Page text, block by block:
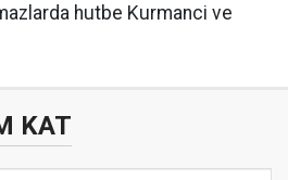
hutbe Kurmanci ve
KAT